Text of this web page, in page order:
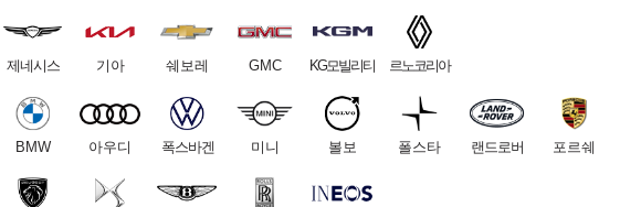
제네시스 기아 쉐보레 GMC KG모빌리티 르노코리아
BMW 아우디 폭스바겐 미니 볼보 폴스타 랜드로버 포르쉐